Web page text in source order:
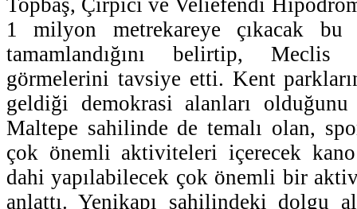
1 milyon metrekareye çıkacak
tamamlandığını belirtip, Meclis
görmelerini tavsiye etti. Kent
geldiği demokrasi alanları
Maltepe sahilinde de temalı olan,
çok önemli aktiviteleri içerecek
dahi yapılabilecek çok önemli bir
anlattı. Yenikapı sahilindeki dolgu